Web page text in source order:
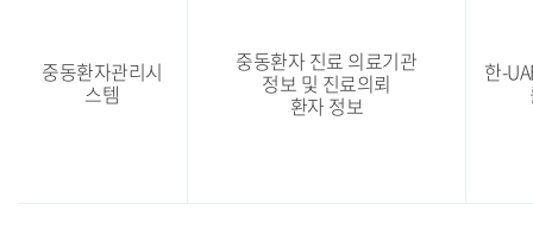
중동환자관리시
스템
중동환자 진료 의료기관
정보 및 진료의뢰
환자 정보
한-